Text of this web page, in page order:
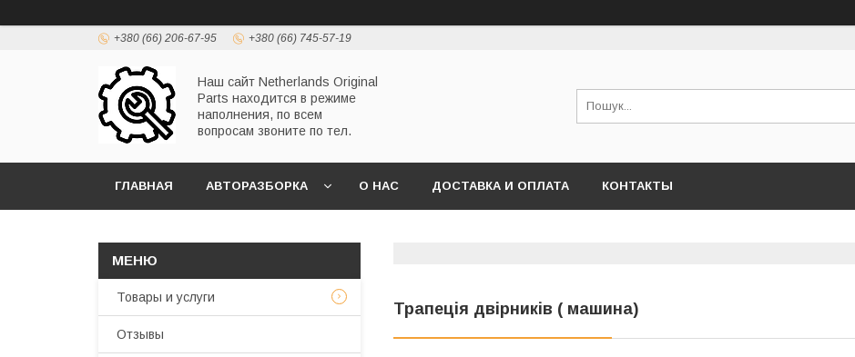
+380 (66) 206-67-95 +380 (66) 745-57-19
Наш сайт Netherlands Original
Parts находится в режиме
наполнения, по всем
вопросам звоните по тел.
ГЛАВНАЯ АВТОРАЗБОРКА О НАС ДОСТАВКА И ОПЛАТА КОНТАКТЫ
Трапеція двірників ( машина)
Товары и услуги
Отзывы